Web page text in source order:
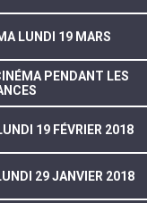
LUNDI 19 MARS
PENDANT LES
19 FÉVRIER 2018
29 JANVIER 2018